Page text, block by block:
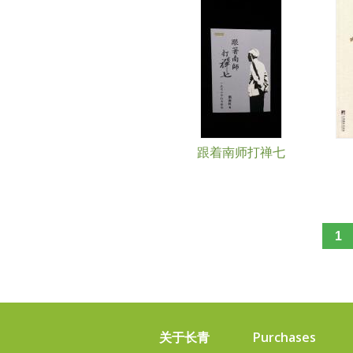
跟着南师打禅七
1
关于长青 Purchases